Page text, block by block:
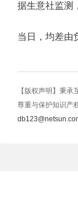
据生意社监测
当日，均差由
【版权声明】秉
尊重与保护知识产